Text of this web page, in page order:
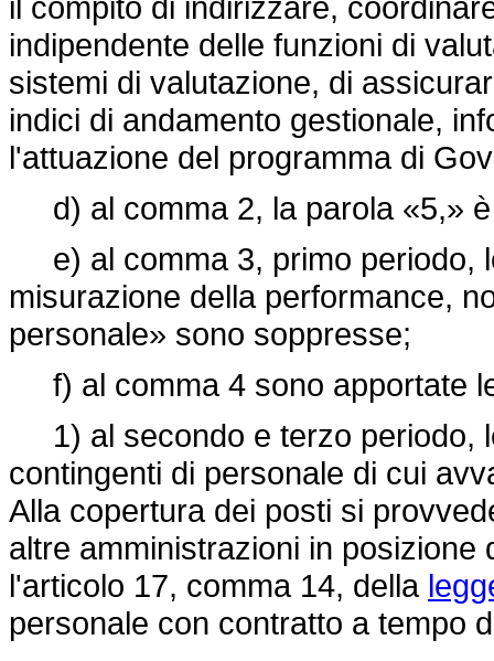
indipendente delle funzioni di
sistemi di valutazione, di
indici di andamento gestionale,
l'attuazione del programma di
d) al comma 2, la parola «5,»
e) al comma 3, primo periodo,
misurazione della performance,
personale» sono soppresse;
f) al comma 4 sono apportate
1) al secondo e terzo periodo,
contingenti di personale di cui
Alla copertura dei posti si
altre amministrazioni in
l'articolo 17, comma 14, della
personale con contratto a tempo